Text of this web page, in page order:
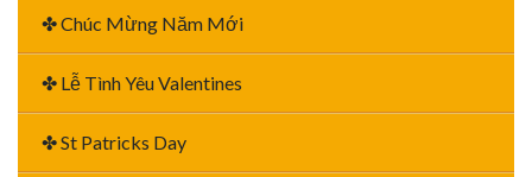
✤ Chúc Mừng Năm Mới
✤ Lễ Tình Yêu Valentines
✤ St Patricks Day